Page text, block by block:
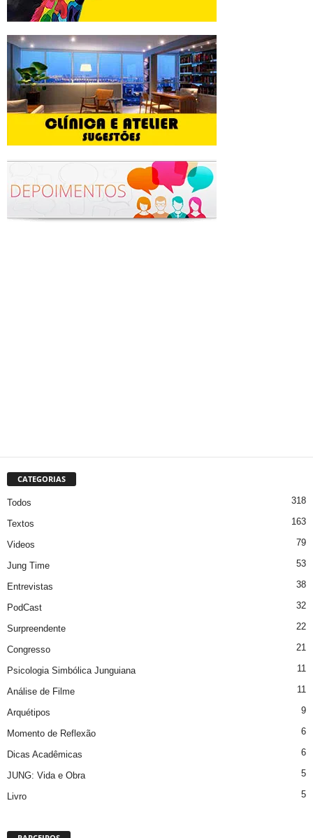
CATEGORIAS
Todos 318
Textos 163
Videos 79
Jung Time 53
Entrevistas 38
PodCast 32
Surpreendente 22
Congresso 21
Psicologia Simbólica Junguiana 11
Análise de Filme 11
Arquétipos 9
Momento de Reflexão 6
Dicas Acadêmicas 6
JUNG: Vida e Obra 5
Livro 5